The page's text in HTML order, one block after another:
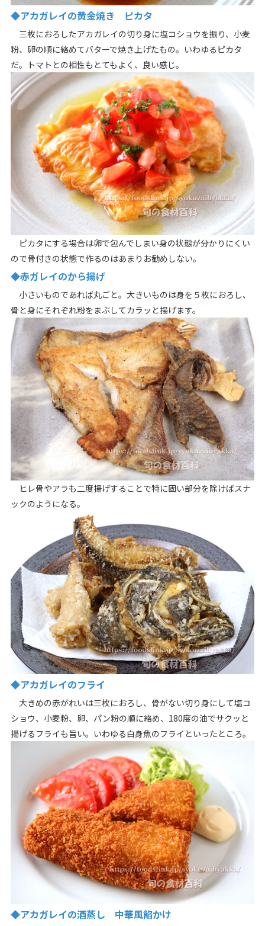
◆アカガレイの黄金焼き ピカタ
三枚におろしたアカガレイの切り身に塩コショウを振り、小麦
粉、卵の順に絡めてバターで焼き上げたもの。いわゆるピカタ
だ。トマトとの相性もとてもよく、良い感じ。
ピカタにする場合は卵で包んでしまい身の状態が分かりにくい
ので骨付きの状態で作るのはあまりお勧めしない。
◆赤ガレイのから揚げ
小さいものであれば丸ごと。大きいものは身を５枚におろし、
骨と身にそれぞれ粉をまぶしてカラッと揚げます。
ヒレ骨やアラも二度揚げすることで特に固い部分を除けばスナ
ックのようになる。
◆アカガレイのフライ
大きめの赤がれいは三枚におろし、骨がない切り身にして塩コ
ショウ、小麦粉、卵、パン粉の順に絡め、180度の油でサクッと
揚げるフライも旨い。いわゆる白身魚のフライといったところ。
◆アカガレイの酒蒸し 中華風餡かけ